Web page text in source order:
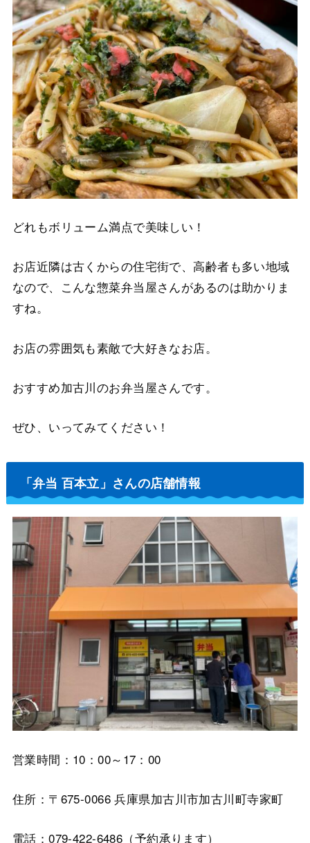
どれもボリューム満点で美味しい！
お店近隣は古くからの住宅街で、高齢者も多い地域
なので、こんな惣菜弁当屋さんがあるのは助かりま
すね。
お店の雰囲気も素敵で大好きなお店。
おすすめ加古川のお弁当屋さんです。
ぜひ、いってみてください！
「弁当 百本立」さんの店舗情報
営業時間：10：00～17：00
住所：〒675-0066 兵庫県加古川市加古川町寺家町
電話：079-422-6486（予約承ります）